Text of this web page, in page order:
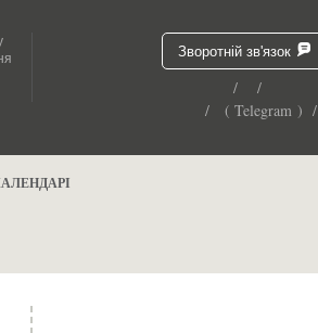
Зворотній зв'язок
/ /
/ ( Telegram ) /